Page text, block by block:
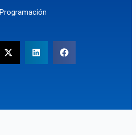
Programación